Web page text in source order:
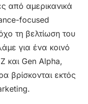
από αμερικανικά
focused
τη βελτίωση του
για ένα κοινό
και Gen Alpha,
βρίσκονται εκτός